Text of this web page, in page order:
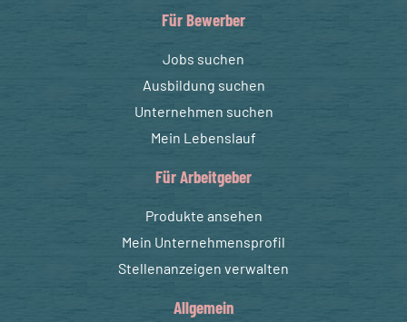
Für Bewerber
Jobs suchen
Ausbildung suchen
Unternehmen suchen
Mein Lebenslauf
Für Arbeitgeber
Produkte ansehen
Mein Unternehmensprofil
Stellenanzeigen verwalten
Allgemein